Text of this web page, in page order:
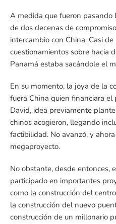
A medida que fueron pasando
de dos decenas de
intercambio con China. Casi
cuestionamientos sobre hacia
Panamá estaba sacándole el
En su momento, la joya de la
fuera China quien financiara
David, idea previamente
chinos acogieron, llegando
factibilidad. No avanzó, y
megaproyecto.
No obstante, desde entonces,
participado en importantes
como la construcción del
la construcción del nuevo
construcción de un millonario